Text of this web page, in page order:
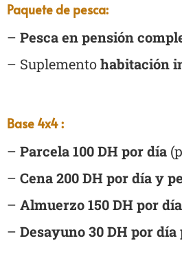
Paquete de pesca:
– Pesca en pensión
– Suplementohabitación
Base 4x4 :
– Parcela 100 DH por día
– Cena 200 DH por día y
– Almuerzo 150 DH por
– Desayuno 30 DH por